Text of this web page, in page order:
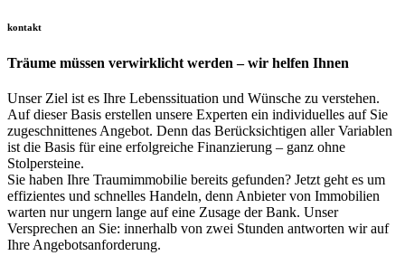
kontakt
Träume müssen verwirklicht werden – wir helfen Ihnen
Unser Ziel ist es Ihre Lebenssituation und Wünsche zu verstehen.
Auf dieser Basis erstellen unsere Experten ein individuelles auf Sie
zugeschnittenes Angebot. Denn das Berücksichtigen aller Variablen
ist die Basis für eine erfolgreiche Finanzierung – ganz ohne
Stolpersteine.
Sie haben Ihre Traumimmobilie bereits gefunden? Jetzt geht es um
effizientes und schnelles Handeln, denn Anbieter von Immobilien
warten nur ungern lange auf eine Zusage der Bank. Unser
Versprechen an Sie: innerhalb von zwei Stunden antworten wir auf
Ihre Angebotsanforderung.